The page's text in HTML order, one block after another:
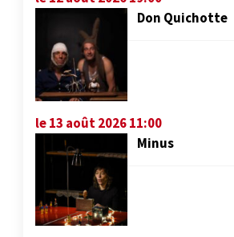
Don Quichotte
le 13 août 2026 11:00
Minus